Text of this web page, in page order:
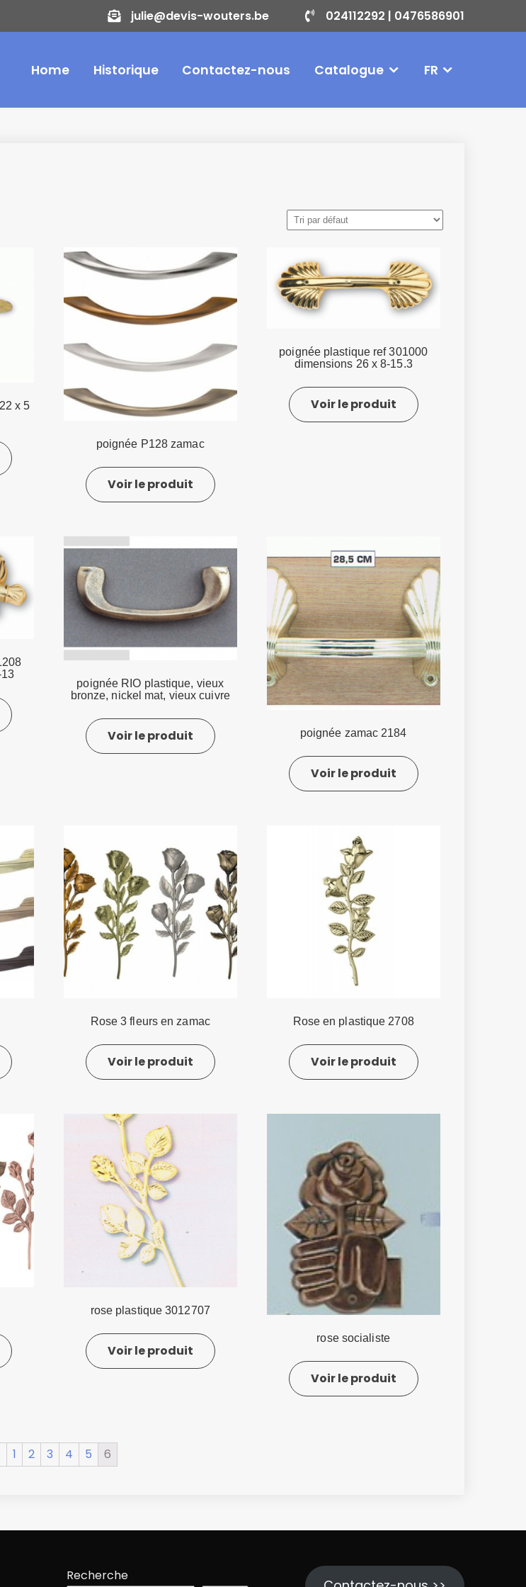
julie@devis-wouters.be 024112292 | 0476586901
Home Historique Contactez-nous Catalogue FR
x 5
poignée P128 zamac
Voir le produit
poignée plastique ref 301000
dimensions 26 x 8-15.3
Voir le produit
poignée RIO plastique, vieux
bronze, nickel mat, vieux cuivre
Voir le produit poignée zamac 2184
Voir le produit
Rose 3 fleurs en zamac
Voir le produit
Rose en plastique 2708
Voir le produit
rose plastique 3012707
Voir le produit
rose socialiste
Voir le produit
1 2 3 4 5 6
Recherche